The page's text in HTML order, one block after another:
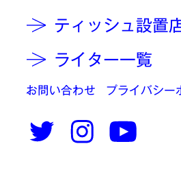
ティッシュ設置
ライター一覧
お問い合わせ プライバシー